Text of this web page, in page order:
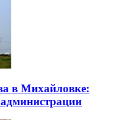
в Михайловке: